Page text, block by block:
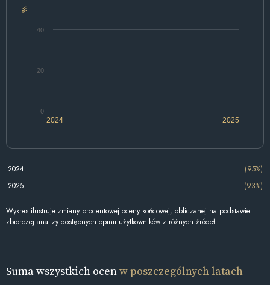
%
2024 2025
0
20
40
2024
(95%)
2025
(93%)
Wykres ilustruje zmiany procentowej oceny końcowej, obliczanej na podstawie
zbiorczej analizy dostępnych opinii użytkowników z różnych źródeł.
Suma wszystkich ocenw poszczególnych latach